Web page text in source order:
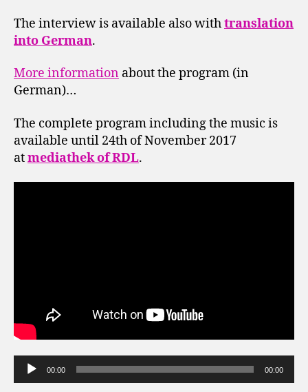
The interview is available also withtranslation
into German.
More information about the program (in
German)…
The complete program including the music is
available until 24th of November 2017
atmediathek of RDL.
u
00:00 00:00